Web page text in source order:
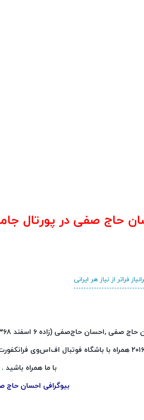
حاج صفی در پورتال جامع
فراتر از نیاز هر ایرانی
حاج‌صفی (زاده ۶ اسفند ۱۳۶۸ در کاشان) هافبک فوتبال اهل ایران است.
با ما همراه باشید .
بیوگرافی احسان حاج